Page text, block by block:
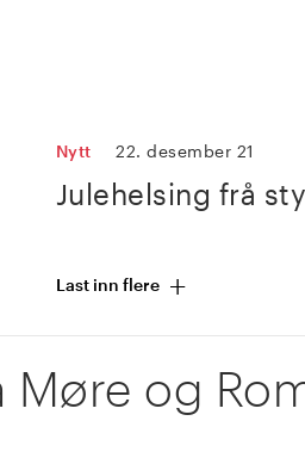
Nytt 22. desember 21
Julehelsing frå
Last inn flere +
og